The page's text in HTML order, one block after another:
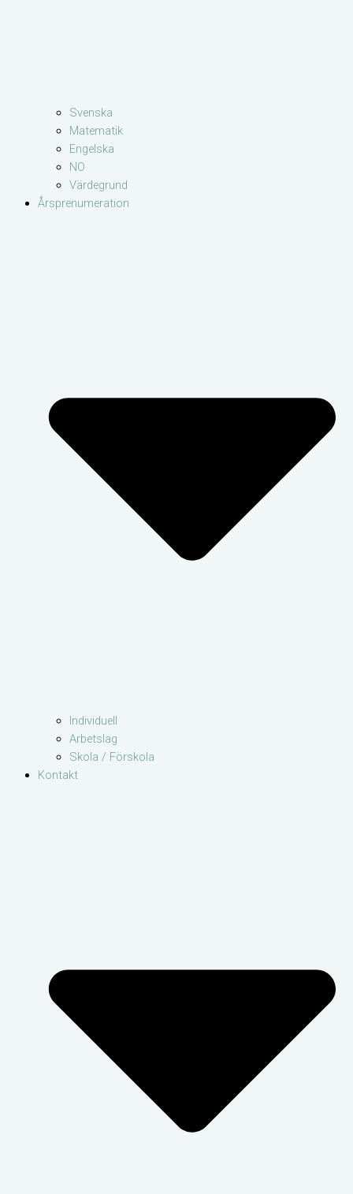
Svenska
Matematik
Engelska
NO
Värdegrund
Årsprenumeration
Individuell
Arbetslag
Skola / Förskola
Kontakt